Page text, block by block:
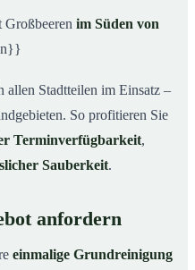
im Süden von
allen Stadtteilen im Einsatz –
So profitieren Sie
Terminverfügbarkeit,
Sauberkeit.
anfordern
einmalige Grundreinigung